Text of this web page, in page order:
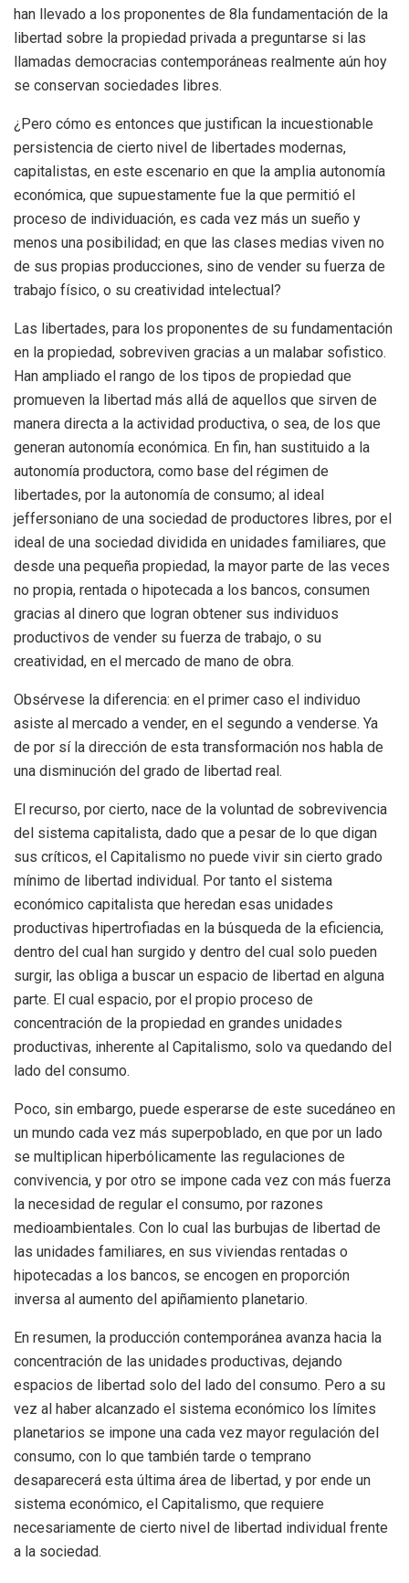
han llevado a los proponentes de 8la fundamentación de la
libertad sobre la propiedad privada a preguntarse si las
llamadas democracias contemporáneas realmente aún hoy
se conservan sociedades libres.
¿Pero cómo es entonces que justifican la incuestionable
persistencia de cierto nivel de libertades modernas,
capitalistas, en este escenario en que la amplia autonomía
económica, que supuestamente fue la que permitió el
proceso de individuación, es cada vez más un sueño y
menos una posibilidad; en que las clases medias viven no
de sus propias producciones, sino de vender su fuerza de
trabajo físico, o su creatividad intelectual?
Las libertades, para los proponentes de su fundamentación
en la propiedad, sobreviven gracias a un malabar sofistico.
Han ampliado el rango de los tipos de propiedad que
promueven la libertad más allá de aquellos que sirven de
manera directa a la actividad productiva, o sea, de los que
generan autonomía económica. En fin, han sustituido a la
autonomía productora, como base del régimen de
libertades, por la autonomía de consumo; al ideal
jeffersoniano de una sociedad de productores libres, por el
ideal de una sociedad dividida en unidades familiares, que
desde una pequeña propiedad, la mayor parte de las veces
no propia, rentada o hipotecada a los bancos, consumen
gracias al dinero que logran obtener sus individuos
productivos de vender su fuerza de trabajo, o su
creatividad, en el mercado de mano de obra.
Obsérvese la diferencia: en el primer caso el individuo
asiste al mercado a vender, en el segundo a venderse. Ya
de por sí la dirección de esta transformación nos habla de
una disminución del grado de libertad real.
El recurso, por cierto, nace de la voluntad de sobrevivencia
del sistema capitalista, dado que a pesar de lo que digan
sus críticos, el Capitalismo no puede vivir sin cierto grado
mínimo de libertad individual. Por tanto el sistema
económico capitalista que heredan esas unidades
productivas hipertrofiadas en la búsqueda de la eficiencia,
dentro del cual han surgido y dentro del cual solo pueden
surgir, las obliga a buscar un espacio de libertad en alguna
parte. El cual espacio, por el propio proceso de
concentración de la propiedad en grandes unidades
productivas, inherente al Capitalismo, solo va quedando del
lado del consumo.
Poco, sin embargo, puede esperarse de este sucedáneo en
un mundo cada vez más superpoblado, en que por un lado
se multiplican hiperbólicamente las regulaciones de
convivencia, y por otro se impone cada vez con más fuerza
la necesidad de regular el consumo, por razones
medioambientales. Con lo cual las burbujas de libertad de
las unidades familiares, en sus viviendas rentadas o
hipotecadas a los bancos, se encogen en proporción
inversa al aumento del apiñamiento planetario.
En resumen, la producción contemporánea avanza hacia la
concentración de las unidades productivas, dejando
espacios de libertad solo del lado del consumo. Pero a su
vez al haber alcanzado el sistema económico los límites
planetarios se impone una cada vez mayor regulación del
consumo, con lo que también tarde o temprano
desaparecerá esta última área de libertad, y por ende un
sistema económico, el Capitalismo, que requiere
necesariamente de cierto nivel de libertad individual frente
a la sociedad.